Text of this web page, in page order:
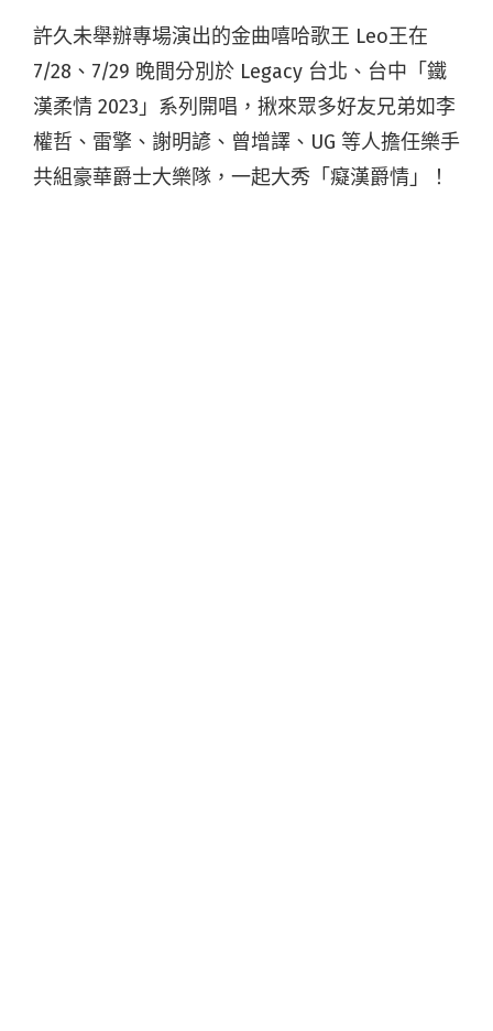
許久未舉辦專場演出的金曲嘻哈歌王 Leo王在
7/28、7/29 晚間分別於 Legacy 台北、台中「鐵
漢柔情 2023」系列開唱，揪來眾多好友兄弟如李
權哲、雷擎、謝明諺、曾增譯、UG 等人擔任樂手
共組豪華爵士大樂隊，一起大秀「癡漢爵情」！